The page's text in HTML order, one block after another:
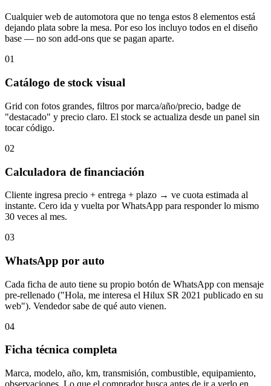
Cualquier web de automotora que no tenga estos 8 elementos está
dejando plata sobre la mesa. Por eso los incluyo todos en el diseño
base — no son add-ons que se pagan aparte.
01
Catálogo de stock visual
Grid con fotos grandes, filtros por marca/año/precio, badge de
"destacado" y precio claro. El stock se actualiza desde un panel sin
tocar código.
02
Calculadora de financiación
Cliente ingresa precio + entrega + plazo → ve cuota estimada al
instante. Cero ida y vuelta por WhatsApp para responder lo mismo
30 veces al mes.
03
WhatsApp por auto
Cada ficha de auto tiene su propio botón de WhatsApp con mensaje
pre-rellenado ("Hola, me interesa el Hilux SR 2021 publicado en su
web"). Vendedor sabe de qué auto vienen.
04
Ficha técnica completa
Marca, modelo, año, km, transmisión, combustible, equipamiento,